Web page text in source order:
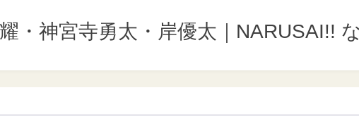
・神宮寺勇太・岸優太｜NARUSAI!!